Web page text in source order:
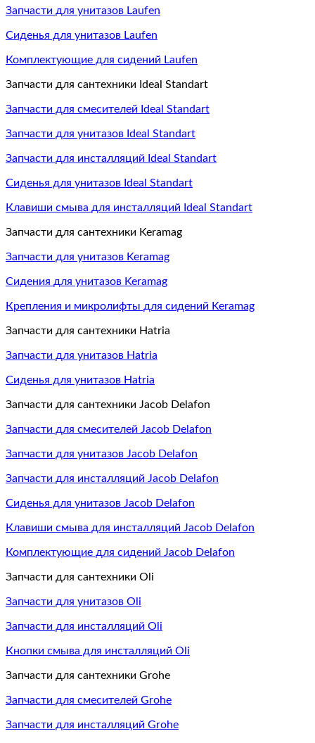
Запчасти для унитазов Laufen
Сиденья для унитазов Laufen
Комплектующие для сидений Laufen
Запчасти для сантехники Ideal Standart
Запчасти для смесителей Ideal Standart
Запчасти для унитазов Ideal Standart
Запчасти для инсталляций Ideal Standart
Сиденья для унитазов Ideal Standart
Клавиши смыва для инсталляций Ideal Standart
Запчасти для сантехники Keramag
Запчасти для унитазов Keramag
Сидения для унитазов Keramag
Крепления и микролифты для сидений Keramag
Запчасти для сантехники Hatria
Запчасти для унитазов Hatria
Сиденья для унитазов Hatria
Запчасти для сантехники Jacob Delafon
Запчасти для смесителей Jacob Delafon
Запчасти для унитазов Jacob Delafon
Запчасти для инсталляций Jacob Delafon
Сиденья для унитазов Jacob Delafon
Клавиши смыва для инсталляций Jacob Delafon
Комплектующие для сидений Jacob Delafon
Запчасти для сантехники Oli
Запчасти для унитазов Oli
Запчасти для инсталляций Oli
Кнопки смыва для инсталляций Oli
Запчасти для сантехники Grohe
Запчасти для смесителей Grohe
Запчасти для инсталляций Grohe